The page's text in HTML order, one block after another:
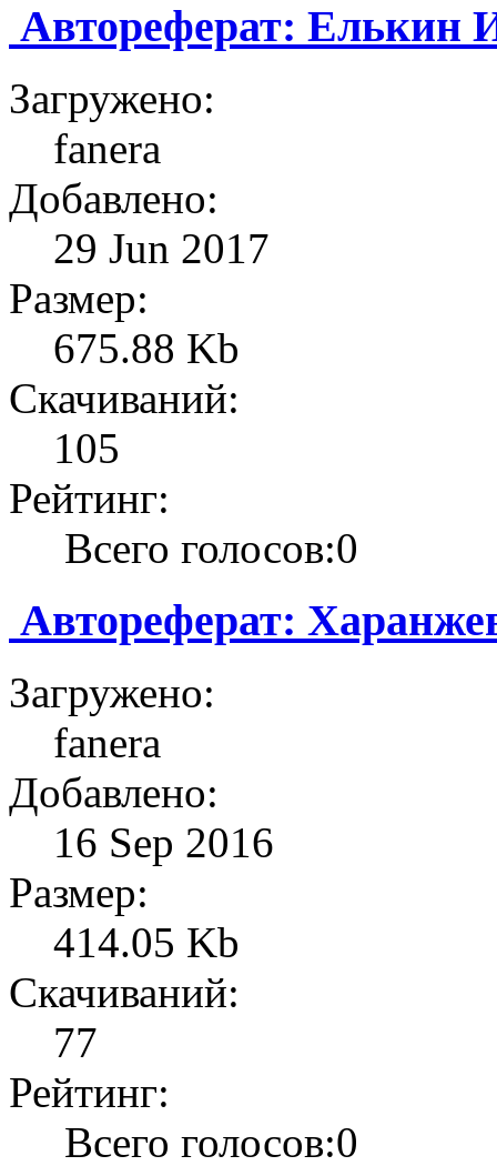
Автореферат: Елькин
Загружено:
fanera
Добавлено:
29 Jun 2017
Размер:
675.88 Kb
Скачиваний:
105
Рейтинг:
Всего голосов:0
Автореферат:
Загружено:
fanera
Добавлено:
16 Sep 2016
Размер:
414.05 Kb
Скачиваний:
77
Рейтинг:
Всего голосов:0